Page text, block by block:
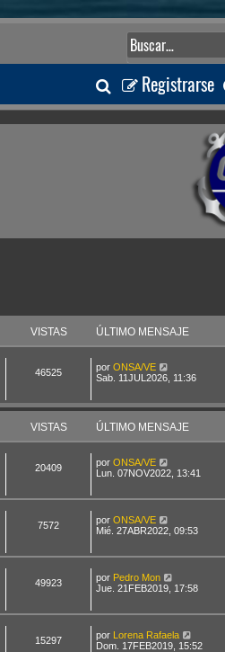
Registrarse
B
u
a
VISTAS ÚLTIMO MENSAJE
46525 por ONSA/VE
Sab. 11JUL2026, 11:36
VISTAS ÚLTIMO MENSAJE
20409 por ONSA/VE
Lun. 07NOV2022, 13:41
7572 por ONSA/VE
Mié. 27ABR2022, 09:53
49923 por Pedro Mon
Jue. 21FEB2019, 17:58
15297 por Lorena Rafaela
Dom. 17FEB2019, 15:52